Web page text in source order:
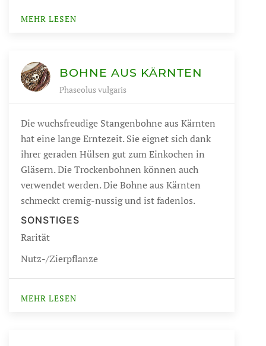
MEHR LESEN
BOHNE AUS KÄRNTEN
Phaseolus vulgaris
Die wuchsfreudige Stangenbohne aus Kärnten
hat eine lange Erntezeit. Sie eignet sich dank
ihrer geraden Hülsen gut zum Einkochen in
Gläsern. Die Trockenbohnen können auch
verwendet werden. Die Bohne aus Kärnten
schmeckt cremig-nussig und ist fadenlos.
SONSTIGES
Rarität
Nutz-/Zierpflanze
MEHR LESEN